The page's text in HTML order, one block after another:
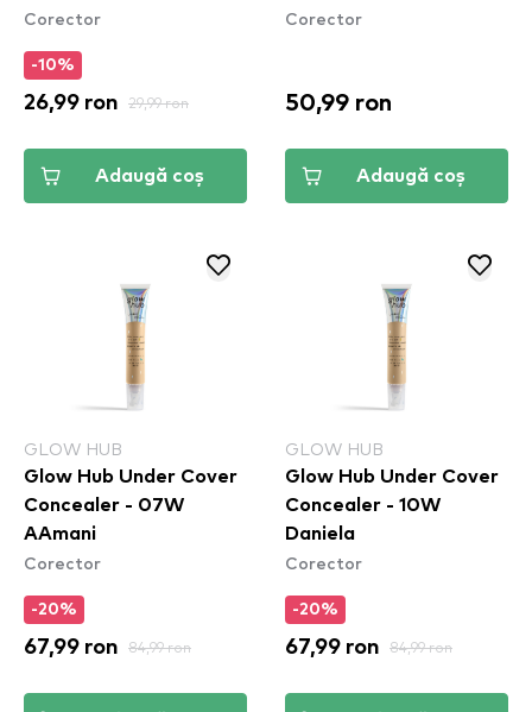
Corector
-10%
26,99 ron 29,99 ron
Adaugă coș
- 03C COLD NUDE
Corector
50,99 ron
Adaugă coș
GLOW HUB
Glow Hub Under Cover
Concealer - 07W
AAmani
Corector
-20%
67,99 ron 84,99 ron
GLOW HUB
Glow Hub Under Cover
Concealer - 10W
Daniela
Corector
-20%
67,99 ron 84,99 ron